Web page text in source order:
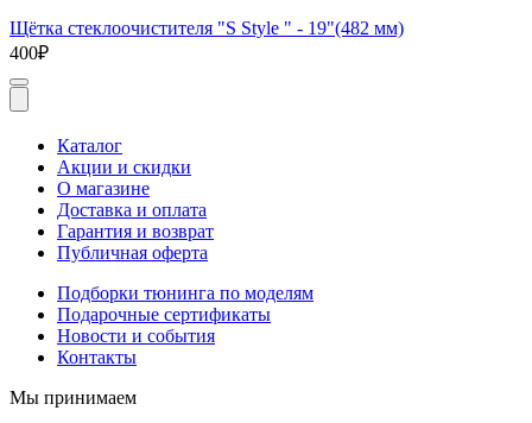
Щётка стеклоочистителя "S Style " - 19"(482 мм)
400₽
Каталог
Акции и скидки
О магазине
Доставка и оплата
Гарантия и возврат
Публичная оферта
Подборки тюнинга по моделям
Подарочные сертификаты
Новости и события
Контакты
Мы принимаем